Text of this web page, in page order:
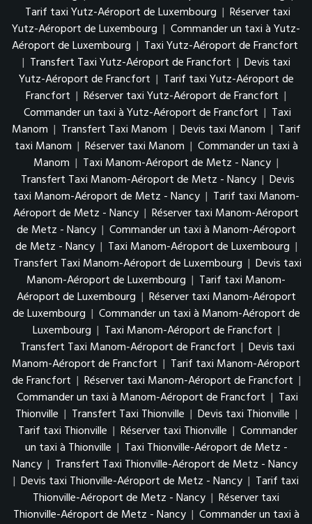
Tarif taxi Yutz-Aéroport de Luxembourg | Réserver taxi
Yutz-Aéroport de Luxembourg | Commander un taxi à Yutz-
Aéroport de Luxembourg | Taxi Yutz-Aéroport de Francfort
| Transfert Taxi Yutz-Aéroport de Francfort | Devis taxi
Yutz-Aéroport de Francfort | Tarif taxi Yutz-Aéroport de
Francfort | Réserver taxi Yutz-Aéroport de Francfort |
Commander un taxi à Yutz-Aéroport de Francfort | Taxi
Manom | Transfert Taxi Manom | Devis taxi Manom | Tarif
taxi Manom | Réserver taxi Manom | Commander un taxi à
Manom | Taxi Manom-Aéroport de Metz - Nancy |
Transfert Taxi Manom-Aéroport de Metz - Nancy | Devis
taxi Manom-Aéroport de Metz - Nancy | Tarif taxi Manom-
Aéroport de Metz - Nancy | Réserver taxi Manom-Aéroport
de Metz - Nancy | Commander un taxi à Manom-Aéroport
de Metz - Nancy | Taxi Manom-Aéroport de Luxembourg |
Transfert Taxi Manom-Aéroport de Luxembourg | Devis taxi
Manom-Aéroport de Luxembourg | Tarif taxi Manom-
Aéroport de Luxembourg | Réserver taxi Manom-Aéroport
de Luxembourg | Commander un taxi à Manom-Aéroport de
Luxembourg | Taxi Manom-Aéroport de Francfort |
Transfert Taxi Manom-Aéroport de Francfort | Devis taxi
Manom-Aéroport de Francfort | Tarif taxi Manom-Aéroport
de Francfort | Réserver taxi Manom-Aéroport de Francfort |
Commander un taxi à Manom-Aéroport de Francfort | Taxi
Thionville | Transfert Taxi Thionville | Devis taxi Thionville |
Tarif taxi Thionville | Réserver taxi Thionville | Commander
un taxi à Thionville | Taxi Thionville-Aéroport de Metz -
Nancy | Transfert Taxi Thionville-Aéroport de Metz - Nancy
| Devis taxi Thionville-Aéroport de Metz - Nancy | Tarif taxi
Thionville-Aéroport de Metz - Nancy | Réserver taxi
Thionville-Aéroport de Metz - Nancy | Commander un taxi à